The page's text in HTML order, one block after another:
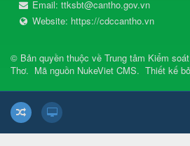
Email: ttksbt@cantho.gov.vn
Website: https://cdccantho.vn
© Bản quyền thuộc về Trung tâm Kiểm
Thơ. Mã nguồn NukeViet CMS. Thiết kế